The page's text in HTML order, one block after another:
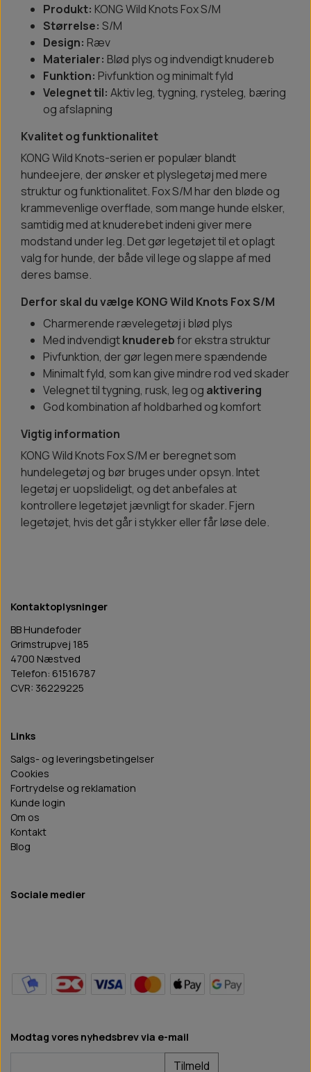
Produkt: KONG Wild Knots Fox S/M
Størrelse: S/M
Design: Ræv
Materialer: Blød plys og indvendigt knudereb
Funktion: Pivfunktion og minimalt fyld
Velegnet til: Aktiv leg, tygning, rysteleg, bæring
og afslapning
Kvalitet og funktionalitet
KONG Wild Knots-serien er populær blandt
hundeejere, der ønsker et plyslegetøj med mere
struktur og funktionalitet. Fox S/M har den bløde og
krammevenlige overflade, som mange hunde elsker,
samtidig med at knuderebet indeni giver mere
modstand under leg. Det gør legetøjet til et oplagt
valg for hunde, der både vil lege og slappe af med
deres bamse.
Derfor skal du vælge KONG Wild Knots Fox S/M
Charmerende rævelegetøj i blød plys
Med indvendigtknuderebfor ekstra struktur
Pivfunktion, der gør legen mere spændende
Minimalt fyld, som kan give mindre rod ved skader
Velegnet til tygning, rusk, leg og aktivering
God kombination af holdbarhed og komfort
Vigtig information
KONG Wild Knots Fox S/M er beregnet som
hundelegetøj og bør bruges under opsyn. Intet
legetøj er uopslideligt, og det anbefales at
kontrollere legetøjet jævnligt for skader. Fjern
legetøjet, hvis det går i stykker eller får løse dele.
Kontaktoplysninger
BB Hundefoder
Grimstrupvej 185
4700 Næstved
Telefon: 61516787
CVR: 36229225
Links
Salgs- og leveringsbetingelser
Cookies
Fortrydelse og reklamation
Kunde login
Om os
Kontakt
Blog
Sociale medier
Modtag vores nyhedsbrev via e-mail
Tilmeld